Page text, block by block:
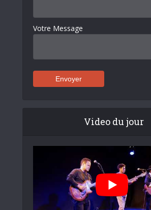
Votre Message
Video du jour